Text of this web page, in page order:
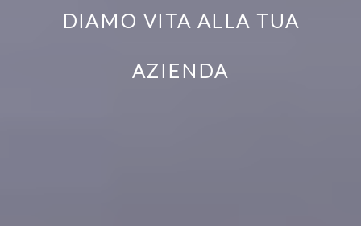
MARKETING & RICERCHE